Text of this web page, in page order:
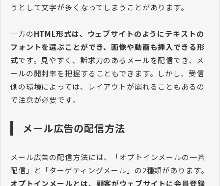
うとして文字が多くなってしまうことがあります。
一方のHTML形式は、ウェブサイトのようにテキストの
フォントを選ぶことができ、画像や動画も挿入できる形
式です。見やすく、訴求力のあるメールを配信でき、メ
ールの開封率を把握することもできます。しかし、受信
側の環境によっては、レイアウトが崩れることもあるの
で注意が必要です。
メール広告の配信方法
メール広告の配信方法には、「オプトインメールの一斉
配信」と「ターゲティングメール」の2種類があります。
オプトインメールとは、顧客がウェブサイトに会員登録